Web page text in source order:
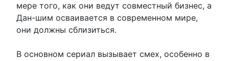
мере того, как они ведут совместный бизнес, а
Дан-шим осваивается в современном мире,
они должны сблизиться.
В основном сериал вызывает смех, особенно в